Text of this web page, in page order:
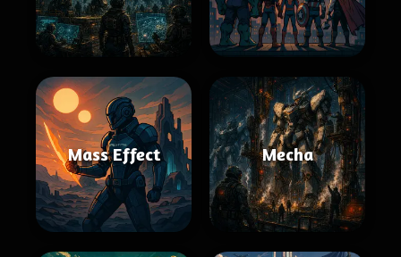
Mass Effect Mecha